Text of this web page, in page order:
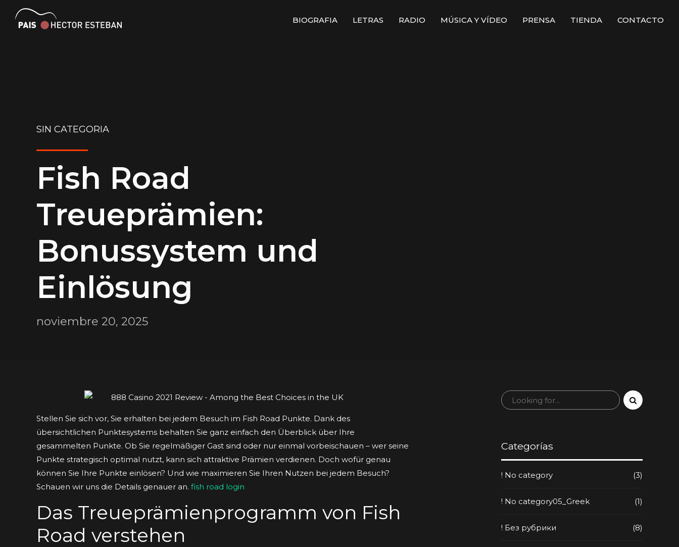
BIOGRAFIA LETRAS RADIO MÚSICA Y VÍDEO PRENSA TIENDA CONTACTO
SIN CATEGORIA
Fish Road
Treueprämien:
Bonussystem und
Einlösung
noviembre 20, 2025
Stellen Sie sich vor, Sie erhalten bei jedem Besuch im Fish Road Punkte. Dank des
übersichtlichen Punktesystems behalten Sie ganz einfach den Überblick über Ihre
gesammelten Punkte. Ob Sie regelmäßiger Gast sind oder nur einmal vorbeischauen – wer seine
Punkte strategisch optimal nutzt, kann sich attraktive Prämien verdienen. Doch wofür genau
können Sie Ihre Punkte einlösen? Und wie maximieren Sie Ihren Nutzen bei jedem Besuch?
Schauen wir uns die Details genauer an. fish road login
Das Treueprämienprogramm von Fish
Road verstehen
Categorías
! No category (3)
! No category05_Greek (1)
! Без рубрики (8)